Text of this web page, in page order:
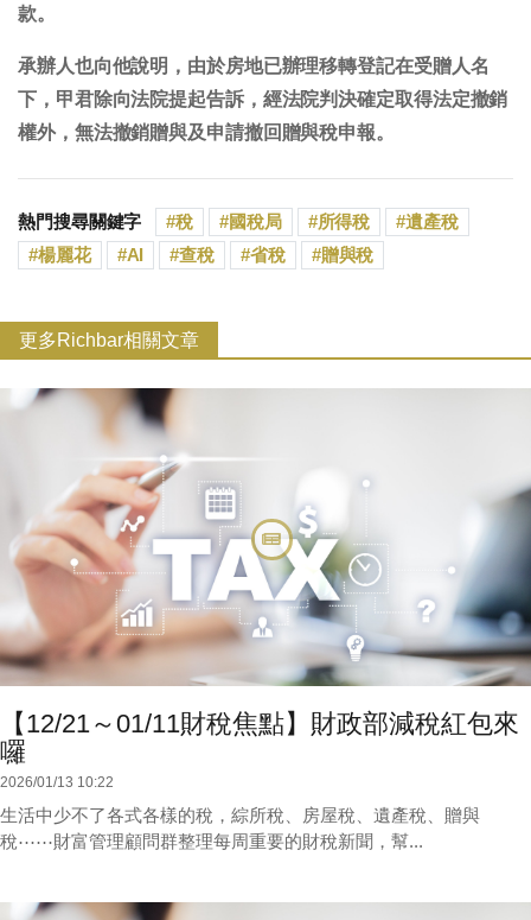
款。
承辦人也向他說明，由於房地已辦理移轉登記在受贈人名
下，甲君除向法院提起告訴，經法院判決確定取得法定撤銷
權外，無法撤銷贈與及申請撤回贈與稅申報。
熱門搜尋關鍵字 稅 國稅局 所得稅
遺產稅
楊麗花
AI 查稅 省稅 贈與稅
更多Richbar相關文章
【12/21～01/11財稅焦點】財政部減稅紅包來
囉
2026/01/13 10:22
生活中少不了各式各樣的稅，綜所稅、房屋稅、遺產稅、贈與
稅⋯⋯財富管理顧問群整理每周重要的財稅新聞，幫...